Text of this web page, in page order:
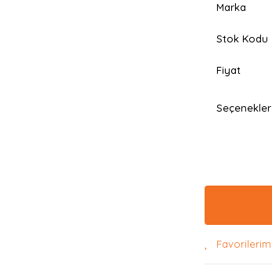
Marka
Stok Kodu
Fiyat
Seçenekler